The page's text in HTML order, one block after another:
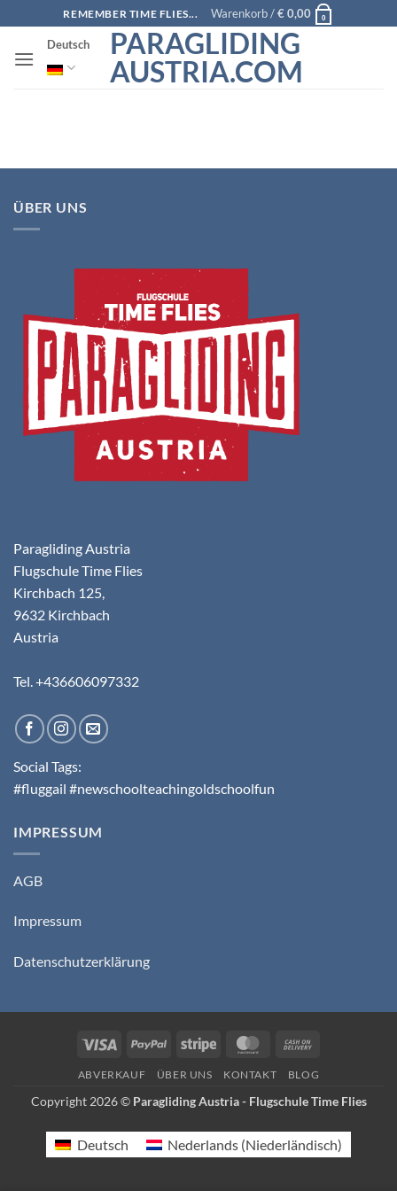
Inhalt
springen
REMEMBER TIME FLIES... Warenkorb /€0,00 0
PARAGLIDING
AUSTRIA.COM
Deutsch
ÜBER UNS
Paragliding Austria
Flugschule Time Flies
Kirchbach 125,
9632 Kirchbach
Austria
Tel. +436606097332
Social Tags:
#fluggail #newschoolteachingoldschoolfun
IMPRESSUM
AGB
Impressum
Datenschutzerklärung
Visa PayPal Stripe MasterCard
Delivery
ABVERKAUF ÜBER UNS KONTAKT BLOG
Copyright 2026 © Paragliding Austria - Flugschule Time Flies
Deutsch Nederlands(Niederländisch)